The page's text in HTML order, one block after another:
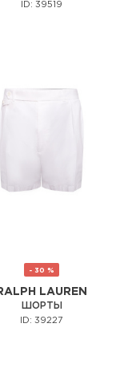
ID: 39519
- 30 %
LAUREN
ШОРТЫ
ID: 39227